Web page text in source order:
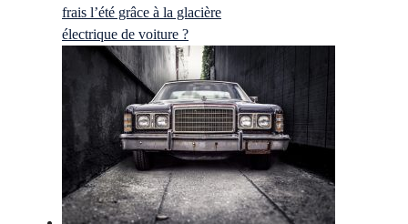
frais l’été grâce à la glacière
électrique de voiture ?